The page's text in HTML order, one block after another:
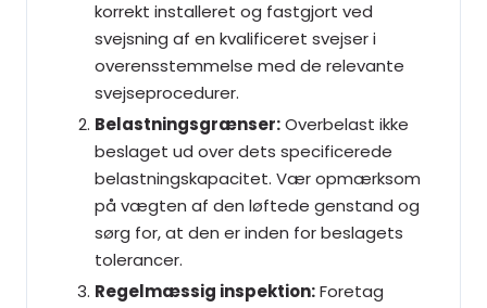
korrekt installeret og fastgjort ved
svejsning af en kvalificeret svejser i
overensstemmelse med de relevante
svejseprocedurer.
Belastningsgrænser:Overbelast ikke
beslaget ud over dets specificerede
belastningskapacitet. Vær opmærksom
på vægten af den løftede genstand og
sørg for, at den er inden for beslagets
tolerancer.
Regelmæssig inspektion:Foretag